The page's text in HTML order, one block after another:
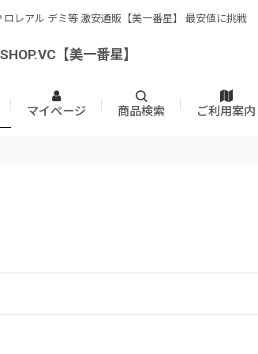
ロレアル デミ等 激安通販【美一番星】 最安値に挑戦
【美一番星】
マイページ 商品検索 ご利用案内